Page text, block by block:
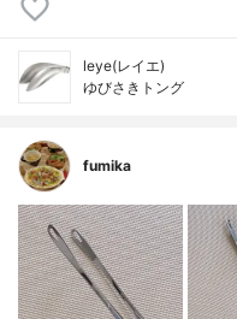
leye(レイエ)
ゆびさきトング
fumika